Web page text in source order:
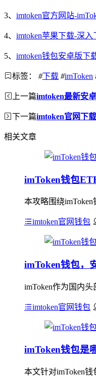
3、 imtoken官方网站-
4、 imtoken苹果下载-深
5、 imtoken钱包安卓版下
标签： #下载 #imToken
上一篇imtoken最新安
下一篇imtoken官网下
相关文章
imToken钱包
本攻略围绕
imtoken官网钱包
imToken钱包，
imToken作为国内
imtoken官网钱包
imToken钱包是
本文针对imToken